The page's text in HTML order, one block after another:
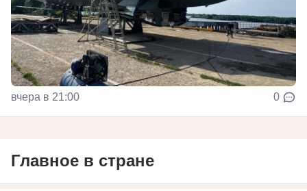
вчера в 21:00 0
Главное в стране